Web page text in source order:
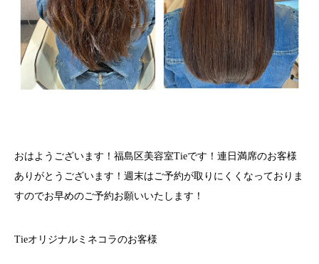
おはようございます！福島区美容室Tieです！連日満席のお客様
ありがとうございます！週末はご予約が取りにくくなっておりま
すのでお早めのご予約お願いいたします！
Tieオリジナルミネコラのお客様